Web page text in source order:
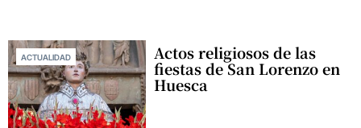
ACTUALIDAD Actos religiosos de las
fiestas de San Lorenzo en
Huesca